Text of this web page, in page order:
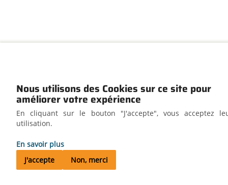
Nous utilisons des Cookies sur ce site pour
améliorer votre expérience
En cliquant sur le bouton "J'accepte", vous acceptez
utilisation.
En savoir plus
J'accepte
Non, merci